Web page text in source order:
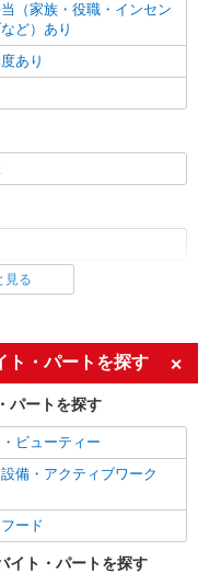
（家族・役職・インセン
ど）あり
あり
迎
二新卒歓迎
夫歓迎
40代～）活躍中
（60代～）活躍中
見る
ト・パートを探す
パートを探す
ビューティー
備・アクティブワーク
ード
イト・パートを探す